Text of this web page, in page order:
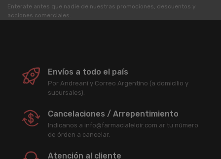
Enterate antes que nadie de nuestras promociones, descuentos y
acciones comerciales.
Envíos a todo el país
Por Andreani y Correo Argentino (a domicilio y
sucursales).
Cancelaciones / Arrepentimiento
Indicanos a info@farmacialeloir.com.ar tu número
de órden a cancelar.
Atención al cliente